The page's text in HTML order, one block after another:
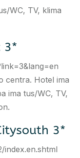
WC, TV, klima
3*
centra. Hotel ima
ima tus/WC, TV,
3*
index.en.shtml